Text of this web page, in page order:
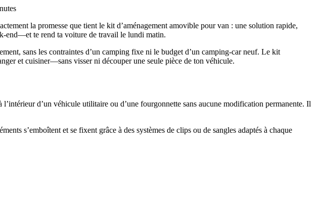
la promesse que tient le kit d’aménagement amovible pour van : une solution rapide,
end—et te rend ta voiture de travail le lundi matin.
sans les contraintes d’un camping fixe ni le budget d’un camping-car neuf. Le kit
et cuisiner—sans visser ni découper une seule pièce de ton véhicule.
d’un véhicule utilitaire ou d’une fourgonnette sans aucune modification permanente. Il
s’emboîtent et se fixent grâce à des systèmes de clips ou de sangles adaptés à chaque